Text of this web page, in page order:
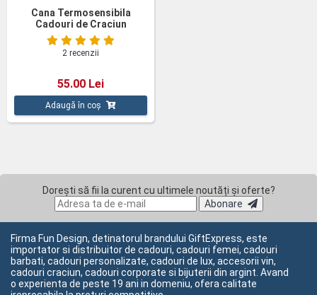
Cana Termosensibila
Cadouri de Craciun
2 recenzii
55.00 Lei
Adaugă în coș
Dorești să fii la curent cu ultimele noutăți și oferte?
Abonare
Firma Fun Design, detinatorul brandului GiftExpress, este
importator si distribuitor de cadouri, cadouri femei, cadouri
barbati, cadouri personalizate, cadouri de lux, accesorii vin,
cadouri craciun, cadouri corporate si bijuterii din argint. Avand
o experienta de peste 19 ani in domeniu, ofera calitate